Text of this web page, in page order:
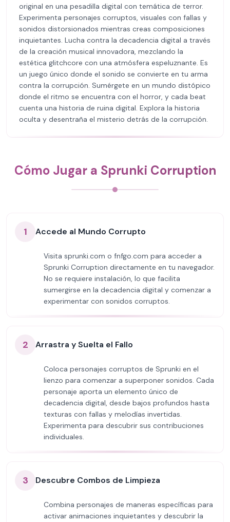
original en una pesadilla digital con temática de terror.
Experimenta personajes corruptos, visuales con fallas y
sonidos distorsionados mientras creas composiciones
inquietantes. Lucha contra la decadencia digital a través
de la creación musical innovadora, mezclando la
estética glitchcore con una atmósfera espeluznante. Es
un juego único donde el sonido se convierte en tu arma
contra la corrupción. Sumérgete en un mundo distópico
donde el ritmo se encuentra con el horror, y cada beat
cuenta una historia de ruina digital. Explora la historia
oculta y desentraña el misterio detrás de la corrupción.
Cómo Jugar a Sprunki Corruption
1 Accede al Mundo Corrupto
Visita sprunki.com o fnfgo.com para acceder a
Sprunki Corruption directamente en tu navegador.
No se requiere instalación, lo que facilita
sumergirse en la decadencia digital y comenzar a
experimentar con sonidos corruptos.
2 Arrastra y Suelta el Fallo
Coloca personajes corruptos de Sprunki en el
lienzo para comenzar a superponer sonidos. Cada
personaje aporta un elemento único de
decadencia digital, desde bajos profundos hasta
texturas con fallas y melodías invertidas.
Experimenta para descubrir sus contribuciones
individuales.
3 Descubre Combos de Limpieza
Combina personajes de maneras específicas para
activar animaciones inquietantes y descubrir la